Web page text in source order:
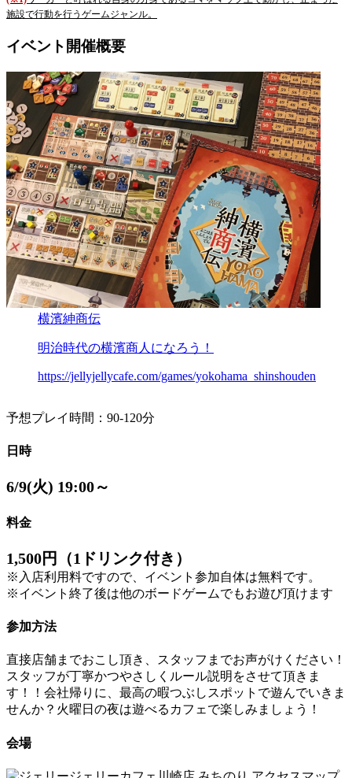
施設で行動を行うゲームジャンル。
イベント開催概要
横濱紳商伝
明治時代の横濱商人になろう！
https://jellyjellycafe.com/games/yokohama_shinshouden
予想プレイ時間：90-120分
日時
6/9(火) 19:00～
料金
1,500円（1ドリンク付き）
※入店利用料ですので、イベント参加自体は無料です。
※イベント終了後は他のボードゲームでもお遊び頂けます
参加方法
直接店舗までおこし頂き、スタッフまでお声がけください！
スタッフが丁寧かつやさしくルール説明をさせて頂きま
す！！会社帰りに、最高の暇つぶしスポットで遊んでいきま
せんか？火曜日の夜は遊べるカフェで楽しみましょう！
会場